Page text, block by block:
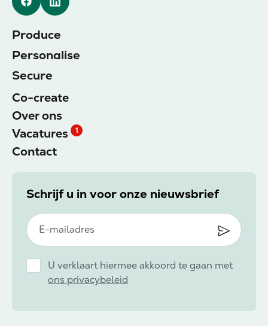
FacebookLinkedin
Produce
Personalise
Secure
Co-create
Over ons
Vacatures
1
Contact
Schrijf u in voor onze nieuwsbrief
U verklaart hiermee akkoord te gaan met
ons privacybeleid